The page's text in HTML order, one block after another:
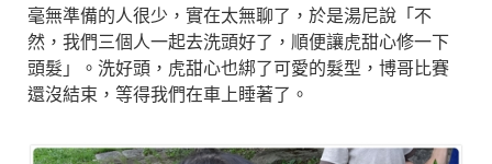
毫無準備的人很少，實在太無聊了，於是湯尼說「不
然，我們三個人一起去洗頭好了，順便讓虎甜心修一下
頭髮」。洗好頭，虎甜心也綁了可愛的髮型，博哥比賽
還沒結束，等得我們在車上睡著了。